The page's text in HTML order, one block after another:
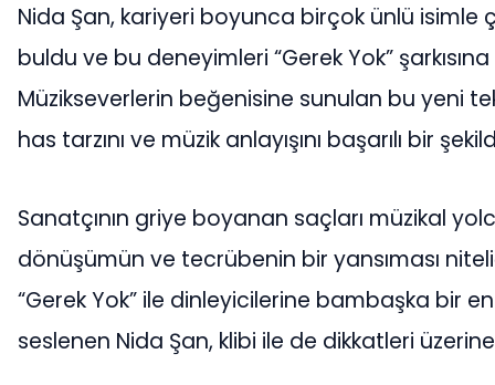
Nida Şan, kariyeri boyunca birçok ünlü isimle
buldu ve bu deneyimleri “Gerek Yok” şarkısına
Müzikseverlerin beğenisine sunulan bu yeni
has tarzını ve müzik anlayışını başarılı bir
Sanatçının griye boyanan saçları müzikal
dönüşümün ve tecrübenin bir yansıması
“Gerek Yok” ile dinleyicilerine bambaşka bir
seslenen Nida Şan, klibi ile de dikkatleri